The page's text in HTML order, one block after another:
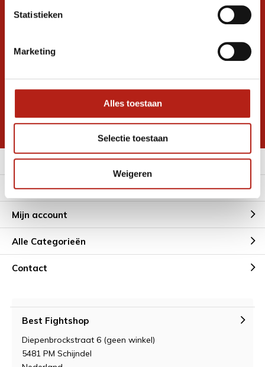
Statistieken
Marketing
Alles toestaan
Selectie toestaan
Weigeren
Volg ons
promoties
* Lees hier de wettelijke beperkingen
Meer informatie
Klantenservice
Mijn account
Alle Categorieën
Contact
Best Fightshop
Diepenbrockstraat 6 (geen winkel)
5481 PM Schijndel